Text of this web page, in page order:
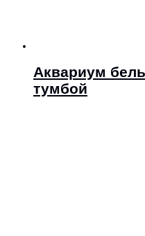
Аквариум
тумбой